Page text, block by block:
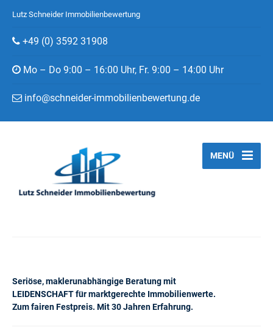
Lutz Schneider Immobilienbewertung
+49 (0) 3592 31908
Mo – Do 9:00 – 16:00 Uhr, Fr. 9:00 – 14:00 Uhr
info@schneider-immobilienbewertung.de
Seriöse, maklerunabhängige Beratung mit
LEIDENSCHAFT für marktgerechte Immobilienwerte.
Zum fairen Festpreis. Mit 30 Jahren Erfahrung.
MENÜ